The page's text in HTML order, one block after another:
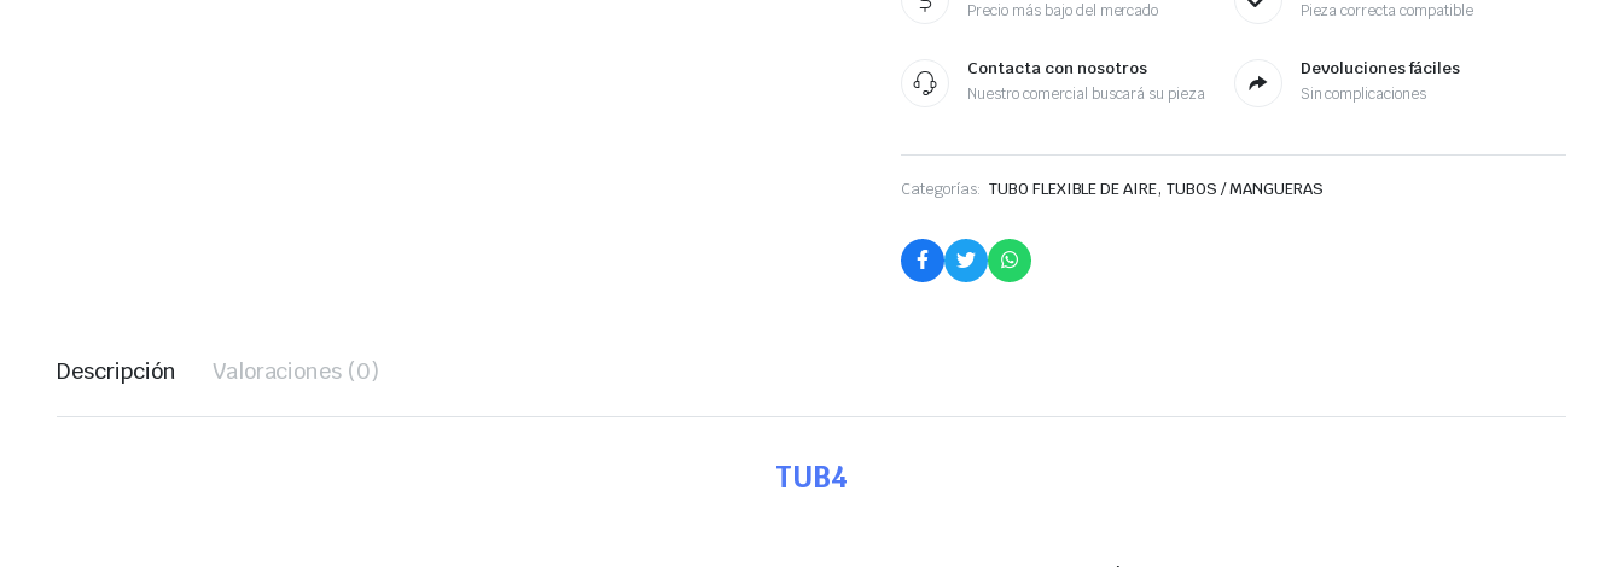
Precio más bajo del mercado Pieza correcta compatible
Contacta con nosotros
Nuestro comercial buscará su pieza
Devoluciones fáciles
Sin complicaciones
Categorías: TUBO FLEXIBLE DE AIRE, TUBOS / MANGUERAS
Descripción Valoraciones (0)
TUB4